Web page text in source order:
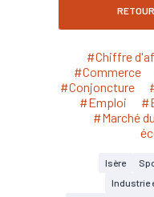
#Chiffre
#Commerce
#Conjoncture
#Emploi
#Marché
Isère
Industrie